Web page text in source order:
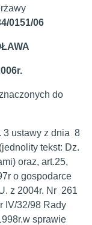
0151/06
do
z dnia 8
tekst: Dz.
oraz, art.25,
o gospodarce
z 2004r. Nr 261
IV/32/98 Rady
sprawie